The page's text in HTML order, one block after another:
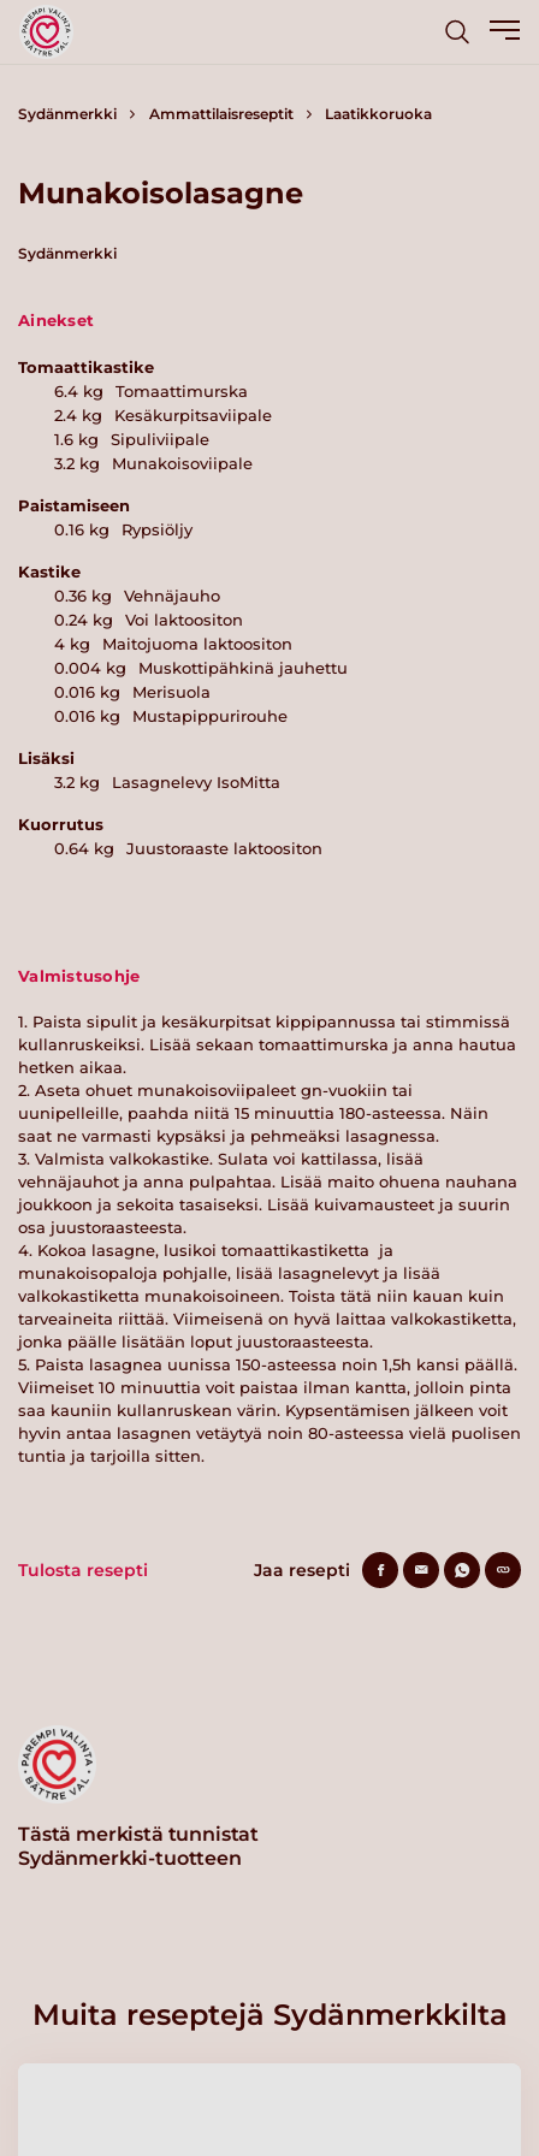
Sydänmerkki Ammattilaisreseptit Laatikkoruoka
Munakoisolasagne
Sydänmerkki
Ainekset
Tomaattikastike
6.4 kg
Tomaattimurska
2.4 kg
Kesäkurpitsaviipale
1.6 kg
Sipuliviipale
3.2 kg Munakoisoviipale
Paistamiseen
0.16 kg Rypsiöljy
Kastike
0.36 kg
Vehnäjauho
0.24 kg
Voi laktoositon
4 kg
Maitojuoma laktoositon
0.004 kg
Muskottipähkinä jauhettu
0.016 kg
Merisuola
0.016 kg Mustapippurirouhe
Lisäksi
3.2 kg Lasagnelevy IsoMitta
Kuorrutus
0.64 kg Juustoraaste laktoositon
Valmistusohje
1. Paista sipulit ja kesäkurpitsat kippipannussa tai stimmissä
kullanruskeiksi. Lisää sekaan tomaattimurska ja anna hautua
hetken aikaa.
2. Aseta ohuet munakoisoviipaleet gn-vuokiin tai
uunipelleille, paahda niitä 15 minuuttia 180-asteessa. Näin
saat ne varmasti kypsäksi ja pehmeäksi lasagnessa.
3. Valmista valkokastike. Sulata voi kattilassa, lisää
vehnäjauhot ja anna pulpahtaa. Lisää maito ohuena nauhana
joukkoon ja sekoita tasaiseksi. Lisää kuivamausteet ja suurin
osa juustoraasteesta.
4. Kokoa lasagne, lusikoi tomaattikastiketta ja
munakoisopaloja pohjalle, lisää lasagnelevyt ja lisää
valkokastiketta munakoisoineen. Toista tätä niin kauan kuin
tarveaineita riittää. Viimeisenä on hyvä laittaa valkokastiketta,
jonka päälle lisätään loput juustoraasteesta.
5. Paista lasagnea uunissa 150-asteessa noin 1,5h kansi päällä.
Viimeiset 10 minuuttia voit paistaa ilman kantta, jolloin pinta
saa kauniin kullanruskean värin. Kypsentämisen jälkeen voit
hyvin antaa lasagnen vetäytyä noin 80-asteessa vielä puolisen
tuntia ja tarjoilla sitten.
Tulosta resepti Jaa resepti
Tästä merkistä tunnistat
Sydänmerkki-tuotteen
Muita reseptejä Sydänmerkkilta